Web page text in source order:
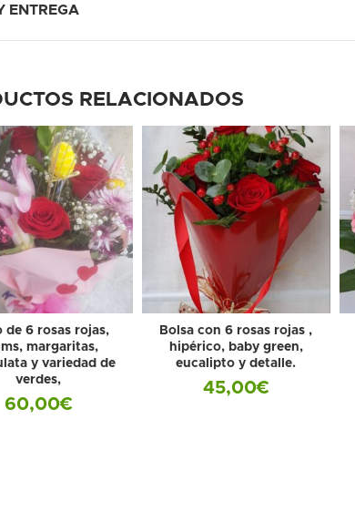
ENTREGA
RELACIONADOS
de 6 rosas rojas,
margaritas,
y variedad de
verdes,
60,00€
Bolsa con 6 rosas rojas ,
hipérico, baby green,
eucalipto y detalle.
45,00€